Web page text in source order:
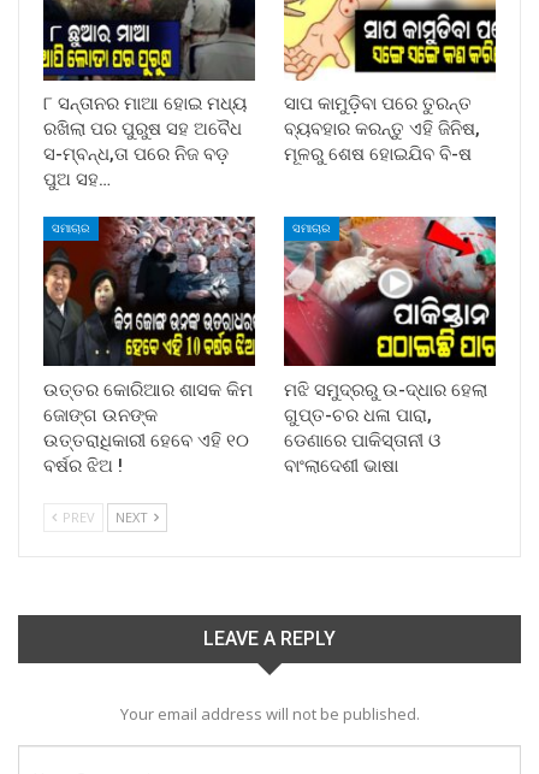
୮ ସନ୍ତାନର ମାଆ ହୋଇ ମଧ୍ୟ
ରଖିଲା ପର ପୁରୁଷ ସହ ଅବୈଧ
ସ-ମ୍ବନ୍ଧ,ତା ପରେ ନିଜ ବଡ଼
ପୁଅ ସହ…
ସାପ କାମୁଡ଼ିବା ପରେ ତୁରନ୍ତ
ବ୍ୟବହାର କରନ୍ତୁ ଏହି ଜିନିଷ,
ମୂଳରୁ ଶେଷ ହୋଇଯିବ ବି-ଷ
ସମାଚାର
ଉତ୍ତର କୋରିଆର ଶାସକ କିମ
ଜୋଙ୍ଗ ଉନଙ୍କ
ଉତ୍ତରାଧିକାରୀ ହେବେ ଏହି ୧୦
ବର୍ଷର ଝିଅ !
ସମାଚାର
ମଝି ସମୁଦ୍ରରୁ ଉ-ଦ୍ଧାର ହେଲା
ଗୁପ୍ତ-ଚର ଧଳା ପାରା,
ଡେଣାରେ ପାକିସ୍ତାନୀ ଓ
ବାଂଲାଦେଶୀ ଭାଷା
PREV NEXT
LEAVE A REPLY
Your email address will not be published.